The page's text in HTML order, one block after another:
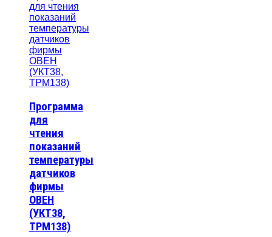
Программа
для
чтения
показаний
температуры
датчиков
фирмы
ОВЕН
(УКТ38,
ТРМ138)